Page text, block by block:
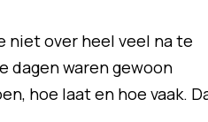
niet over heel veel na te
dagen waren gewoon
hoe laat en hoe vaak.